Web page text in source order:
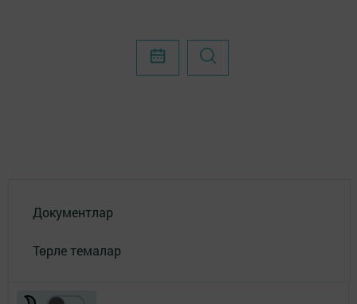
Документлар
Төрле темалар